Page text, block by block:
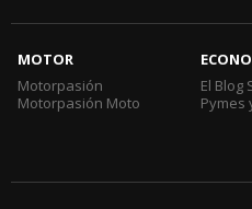
MOTOR
Motorpasión
Motorpasión Moto
El Blog
Pymes